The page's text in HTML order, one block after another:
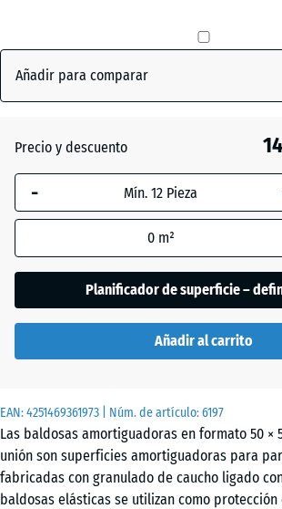
EAN:4251469361973 | Núm. de artículo:6197
Las baldosas amortiguadoras en formato 50 ×
unión son superficies amortiguadoras para
fabricadas con granulado de caucho ligado
baldosas elásticas se utilizan como
colores
cielo
+ 2,60 €
arena
Gris
pizarra
+ 2,60 €
x
500
La dimensión
seleccionada,
enmarcada
utiliza para
el cálculo de
necesidades
(salvo que se
producto).
50
x
50
Añadir para comparar
Precio y descuento
-
0 m²
Planificador de superficie –
Añadir al carrito